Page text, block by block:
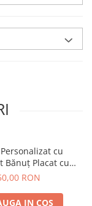
cu
Bănuț Placat cu
cu Nume Gravat
RON
IN COS